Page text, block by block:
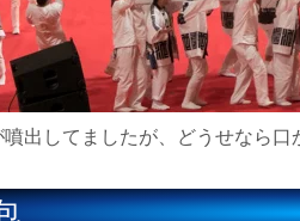
出してましたが、どうせなら口